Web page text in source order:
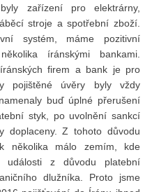
zařízení pro elektrárny,
stroje a spotřební zboží.
systém, máme pozitivní
íránskými bankami.
firem a bank je pro
pojištěné úvěry byly vždy
buď úplné přerušení
styk, po uvolnění sankcí
doplaceny. Z tohoto důvodu
několika málo zemím, kde
události z důvodu platební
dlužníka. Proto jsme